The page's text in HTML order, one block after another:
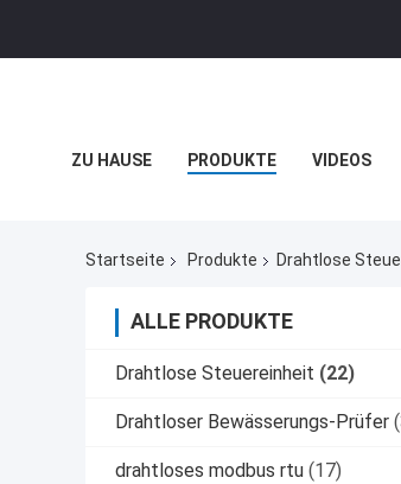
ZU HAUSE PRODUKTE VIDEOS
Startseite Produkte Drahtlose
ALLE PRODUKTE
Drahtlose Steuereinheit (22)
Drahtloser Bewässerungs-Prüfer
drahtloses modbus rtu (17)